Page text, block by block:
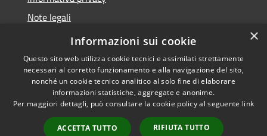
Note legali
Dichiarazione di accessibilità
Accessibilità
Copyright © 2026 • Città di
Erice • Powered by
Municipium•
Accesso
×
Informazioni sui cookie
Questo sito web utilizza cookie tecnici e assimilati strettamente
necessari al corretto funzionamento e alla navigazione del sito,
nonché un cookie tecnico analitico al solo fine di elaborare
informazioni statistiche, aggregate e anonime.
Per maggiori dettagli, può consultare la cookie policy al seguente link
ACCETTA TUTTO RIFIUTA TUTTO